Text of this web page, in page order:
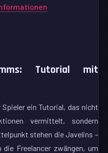
Tutorial mit
ein Tutorial, das nicht
vermittelt, sondern
stehen die Javelins –
Freelancer zwängen, um